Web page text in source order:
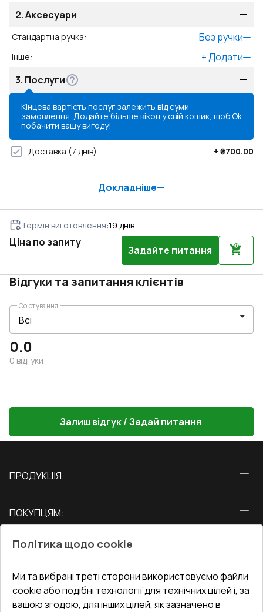
2.Аксесуари
Стандартна ручка: Без ручки
Інше: +Додати
3. Послуги
Кінцева вартість послуг залежить від суми
замовлення. Додайте більше вікон у свій кошик, щоб
побачити вашу вигоду!
Ok
Доставка (7 днів) + ₴700.00
Докладніше
Термін виготовлення:19 днів
Ціна по запиту
Задайте питання
Відгуки та запитання клієнтів
0.0
0 відгуки
Сортування
Залиш відгук / Задай питання
ПРОДУКЦІЯ:
Двері
ПОКУПЦЯМ:
Блог
Адреса гіпермаркета
СЕРВІС ТА ОБЛУГОВУВАННЯ:
Доставка і Оплата
Гарантія та Сервіс
КОНТАКТИ
Офіс:Україна, м. Вінниця, вул. Келецька 60 кв. 61
Політика щодо cookie
Ми та вибрані треті сторони використовуємо файли
cookie або подібні технології для технічних цілей і, за
вашою згодою, для інших цілей, як зазначено в